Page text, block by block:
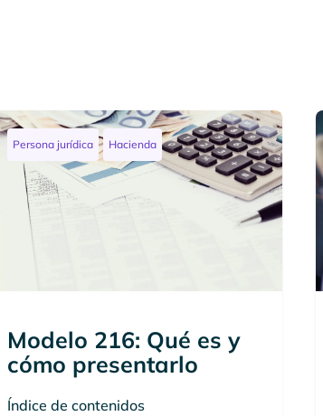
Persona jurídica Hacienda
Modelo 216: Qué es y
cómo presentarlo
Índice de contenidos